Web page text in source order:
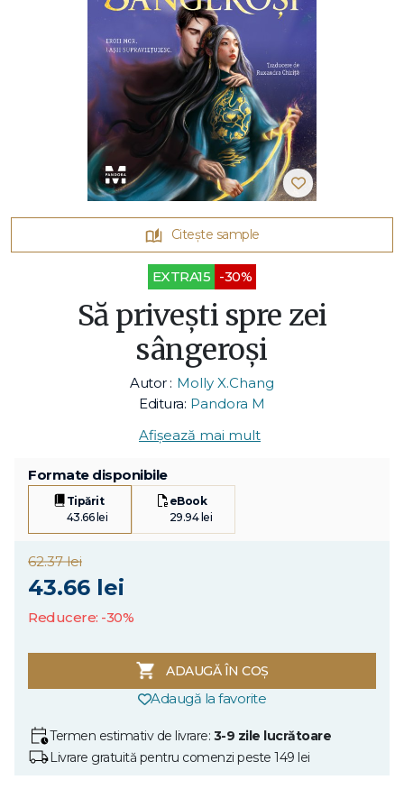
Citește sample
EXTRA15 -30%
Să privești spre zei
sângeroși
Autor : Molly X.Chang
Editura: Pandora M
Afișează mai mult
Formate disponibile
Tipărit
43.66 lei
eBook
29.94 lei
62.37 lei
43.66 lei
Reducere: -30%
ADAUGĂ ÎN COȘ
Adaugă la favorite
Termen estimativ de livrare: 3-9 zile lucrătoare
Livrare gratuită pentru comenzi peste 149 lei